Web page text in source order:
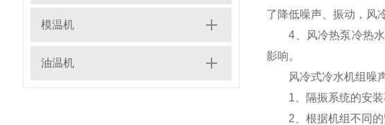
模温机
油温机
了降低噪声、振动，风
4、风冷热泵冷热水
影响。
风冷式冷水机组噪声
1、隔振系统的安装
2、根据机组不同的